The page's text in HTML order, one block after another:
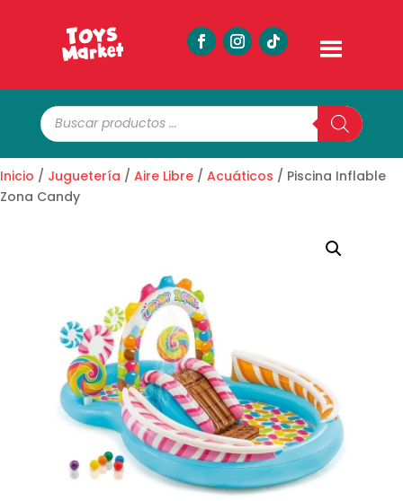
Búsqueda
de
productos
Inicio / Juguetería / Aire Libre / Acuáticos / Piscina Inflable
Zona Candy